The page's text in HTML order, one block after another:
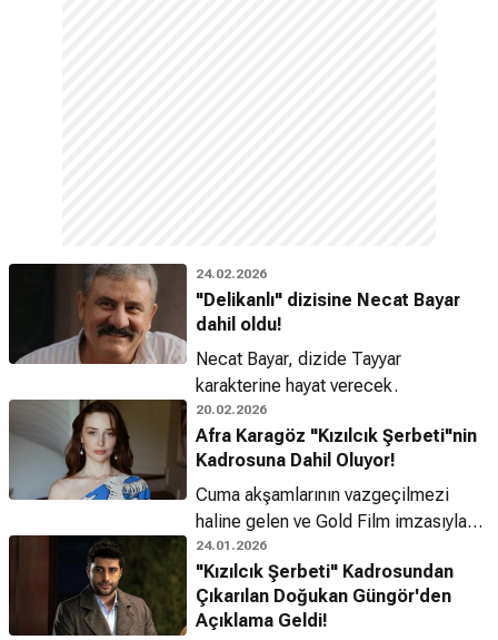
24.02.2026
"Delikanlı" dizisine Necat Bayar
dahil oldu!
Necat Bayar, dizide Tayyar
karakterine hayat verecek.
20.02.2026
Afra Karagöz "Kızılcık Şerbeti"nin
Kadrosuna Dahil Oluyor!
Cuma akşamlarının vazgeçilmezi
haline gelen ve Gold Film imzasıyla
ekranlara taşınan "Kızılcık Şerbeti",
dördüncü sezonunda da izleyicileri
ekran başına kilitlemeye devam
ediyor.
24.01.2026
"Kızılcık Şerbeti" Kadrosundan
Çıkarılan Doğukan Güngör'den
Açıklama Geldi!